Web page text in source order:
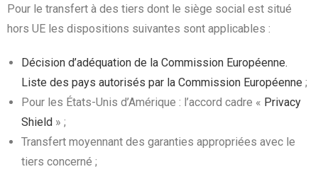
Pour le transfert à des tiers dont le siège social est situé
hors UE les dispositions suivantes sont applicables :
Décision d’adéquation de la Commission Européenne.
Liste des pays autorisés par la Commission Européenne ;
Pour les États-Unis d’Amérique : l’accord cadre « Privacy
Shield » ;
Transfert moyennant des garanties appropriées avec le
tiers concerné ;